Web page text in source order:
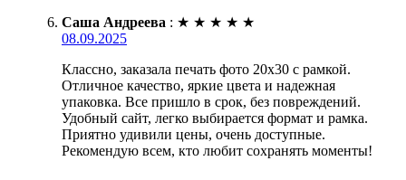
Саша Андреева : ★ ★ ★ ★ ★
08.09.2025
Классно, заказала печать фото 20х30 с рамкой.
Отличное качество, яркие цвета и надежная
упаковка. Все пришло в срок, без повреждений.
Удобный сайт, легко выбирается формат и рамка.
Приятно удивили цены, очень доступные.
Рекомендую всем, кто любит сохранять моменты!